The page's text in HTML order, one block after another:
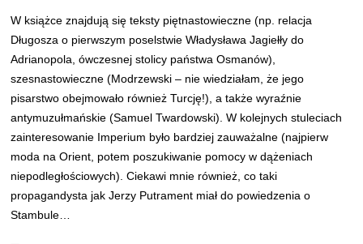
W książce znajdują się teksty piętnastowieczne (np. relacja
Długosza o pierwszym poselstwie Władysława Jagiełły do
Adrianopola, ówczesnej stolicy państwa Osmanów),
szesnastowieczne (Modrzewski – nie wiedziałam, że jego
pisarstwo obejmowało również Turcję!), a także wyraźnie
antymuzułmańskie (Samuel Twardowski). W kolejnych stuleciach
zainteresowanie Imperium było bardziej zauważalne (najpierw
moda na Orient, potem poszukiwanie pomocy w dążeniach
niepodległościowych). Ciekawi mnie również, co taki
propagandysta jak Jerzy Putrament miał do powiedzenia o
Stambule…